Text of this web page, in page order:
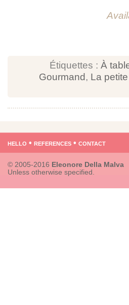
Étiquettes : À
Gourmand, La
hello • references • contact
© 2005-2016 Eleonore Della Malva
Unless otherwise specified.